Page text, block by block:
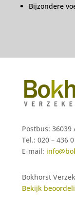
Bijzondere
Postbus: 36039
Tel.: 020 – 436
E-mail:
Bokhorst
Bekijk